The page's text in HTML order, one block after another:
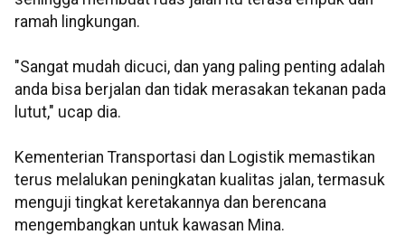
ramah lingkungan.
"Sangat mudah dicuci, dan yang paling penting adalah
anda bisa berjalan dan tidak merasakan tekanan pada
lutut," ucap dia.
Kementerian Transportasi dan Logistik memastikan
terus melalukan peningkatan kualitas jalan, termasuk
menguji tingkat keretakannya dan berencana
mengembangkan untuk kawasan Mina.